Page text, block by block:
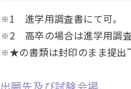
1 進学用調査書にて可。
2 高卒の場合は進学用調
★の書類は封印のまま提出